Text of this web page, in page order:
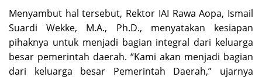
Menyambut hal tersebut, Rektor IAI Rawa Aopa, Ismail
Suardi Wekke, M.A., Ph.D., menyatakan kesiapan
pihaknya untuk menjadi bagian integral dari keluarga
besar pemerintah daerah. “Kami akan menjadi bagian
dari keluarga besar Pemerintah Daerah,” ujarnya